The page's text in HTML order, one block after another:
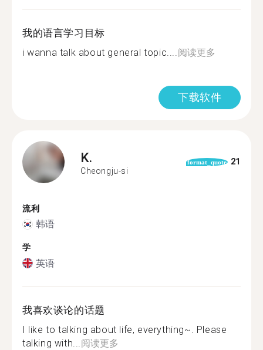
我的语言学习目标
i wanna talk about general topic.... 阅读更多
下载软件
K.
Cheongju-si
format_quote 21
流利
韩语
学
英语
我喜欢谈论的话题
I like to talking about life, everything~. Please
talking with... 阅读更多